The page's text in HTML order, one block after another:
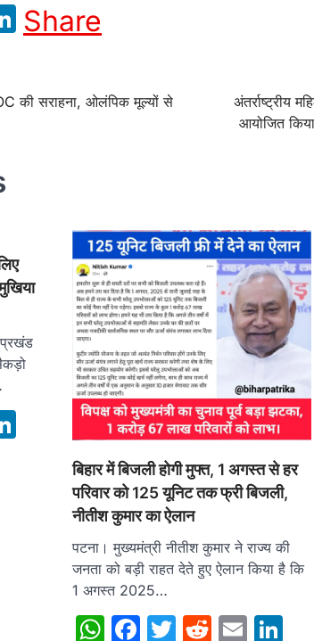
LinkedIn
Share
की सराहना, ओलंपिक मूल्यों से
अंतर्राष्ट्रीय
आयोजित
प्रखंड
LinkedIn
बिहार में बिजली होगी मुफ्त, 1 अगस्त से हर
परिवार को 125 यूनिट तक फ्री बिजली,
नीतीश कुमार का ऐलान
पटना। मुख्यमंत्री नीतीश कुमार ने राज्य की
जनता को बड़ी राहत देते हुए ऐलान किया है कि
1 अगस्त 2025…
WhatsApp
Facebook
Twitter
Reddit
Email